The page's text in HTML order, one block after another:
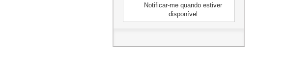
Notificar-me quando estiver
disponível